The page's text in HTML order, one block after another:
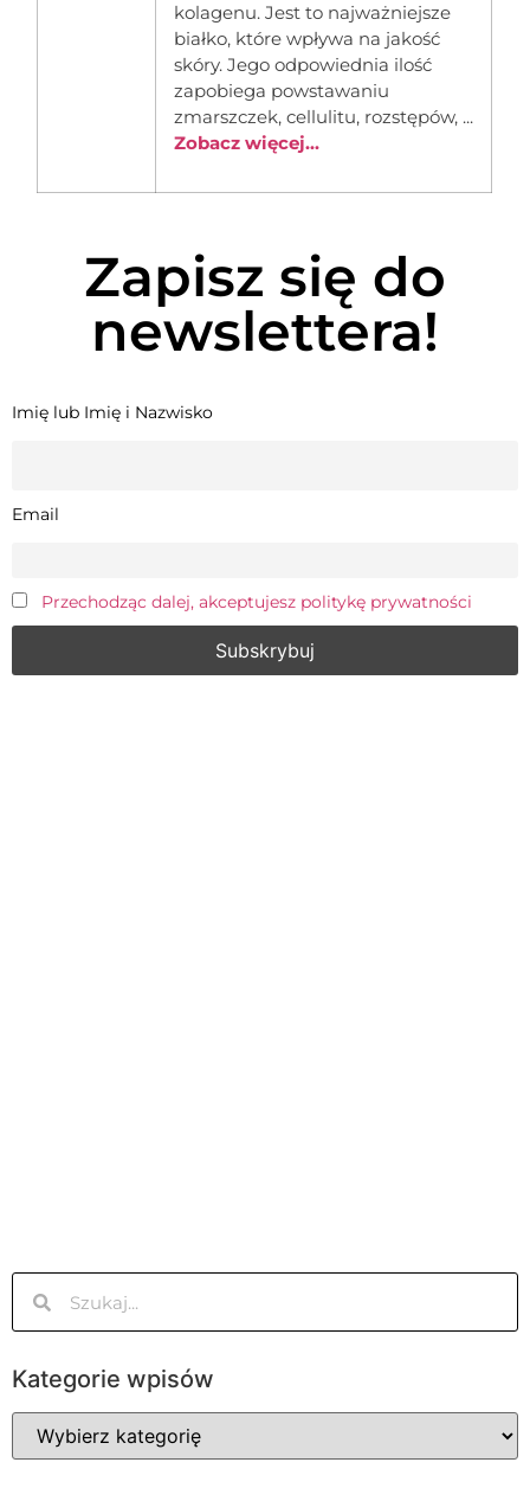
kolagenu. Jest to najważniejsze
białko, które wpływa na jakość
skóry. Jego odpowiednia ilość
zapobiega powstawaniu
zmarszczek, cellulitu, rozstępów, ...
Zobacz więcej...
Zapisz się do
newslettera!
Imię lub Imię i Nazwisko
Email
Przechodząc dalej, akceptujesz politykę prywatności
Kategorie wpisów